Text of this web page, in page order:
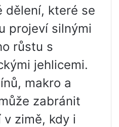
dělení, které se
projeví silnými
růstu s
jehlicemi.
makro a
zabránit
v zimě, kdy i